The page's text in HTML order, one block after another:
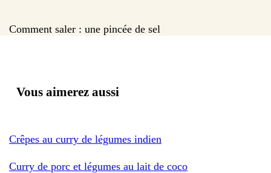
Comment saler : une pincée de sel
Vous aimerez aussi
Crêpes au curry de légumes indien
Curry de porc et légumes au lait de coco